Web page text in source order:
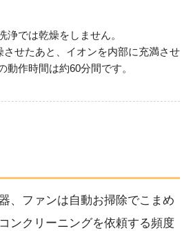
浄では乾燥をしません。
させたあと、イオンを内部に充満させ
動作時間は約60分間です。
、ファンは自動お掃除でこまめ
ンクリーニングを依頼する頻度